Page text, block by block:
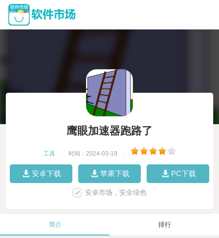
鹰眼加速器跑路了
工具 时间：2024-03-19
安卓下载 苹果下载 PC下载
安卓市场，安全绿色
简介 排行